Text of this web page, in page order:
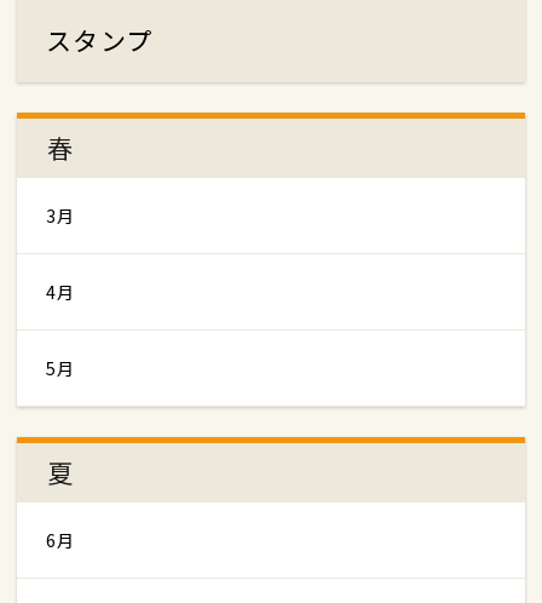
スタンプ
春
3月
4月
5月
夏
6月